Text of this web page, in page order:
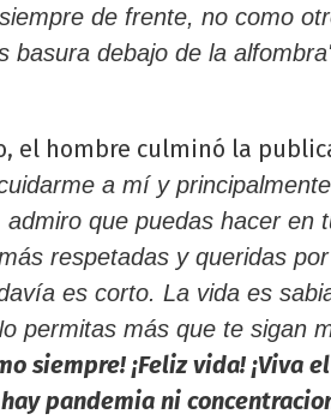
de frente, no como
basura debajo de la
el hombre culminó la
a mí y
admiro que puedas hacer en
respetadas y queridas
es corto. La vida es
permitas más que te sigan
siempre! ¡Feliz vida! ¡Viva
pandemia ni